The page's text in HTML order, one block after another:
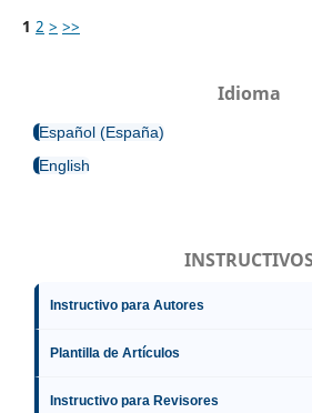
1 2 > >>
Idioma
Español (España)
English
INSTRUCTIVOS
Instructivo para Autores
Plantilla de Artículos
Instructivo para Revisores